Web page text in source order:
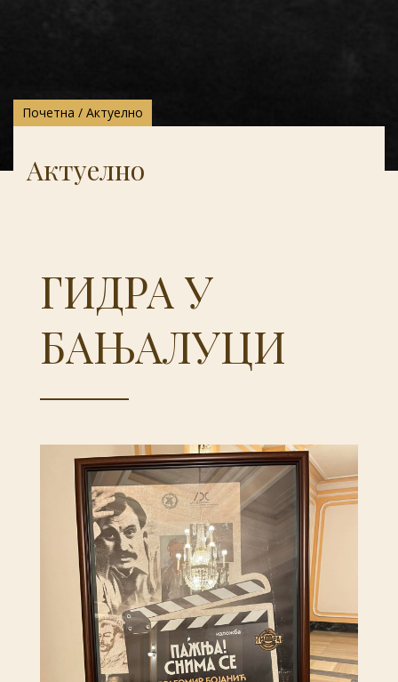
Почетна / Актуелно
Актуелно
ГИДРА У
БАЊАЛУЦИ